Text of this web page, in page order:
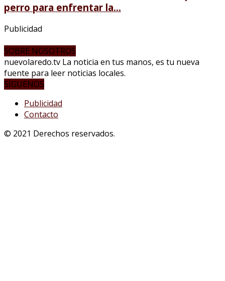
perro para enfrentar la...
Publicidad
SOBRE NOSOTROS
nuevolaredo.tv La noticia en tus manos, es tu nueva
fuente para leer noticias locales.
SÍGUENOS
Publicidad
Contacto
© 2021 Derechos reservados.